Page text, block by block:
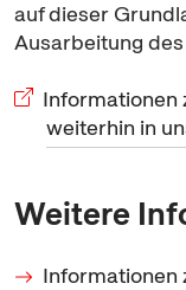
auf dieser
Ausarbeitung
Informationen
weiterhin in
Weitere
Informationen